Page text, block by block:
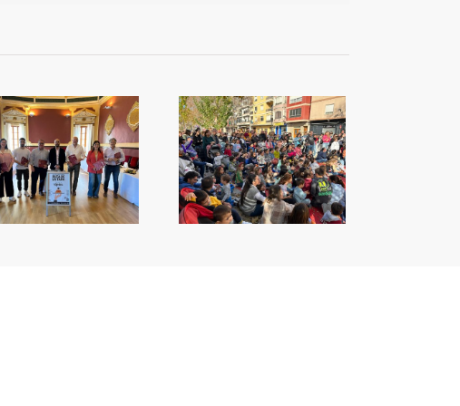
L’Espai Jove inicia les
seues activitats